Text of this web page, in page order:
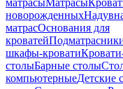
матрасыМатрасы
новорожденных
матрасОснования для
кроватей
шкафы-кровати
столыБарные столы
компьютерныеДетские